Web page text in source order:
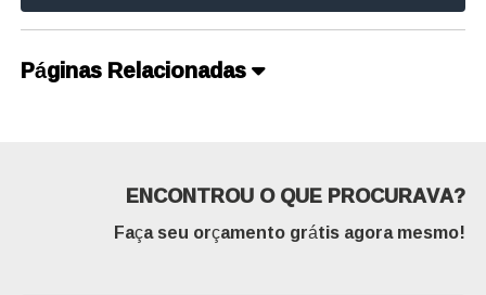
Páginas Relacionadas
ENCONTROU O QUE PROCURAVA?
Faça seu orçamento grátis agora mesmo!